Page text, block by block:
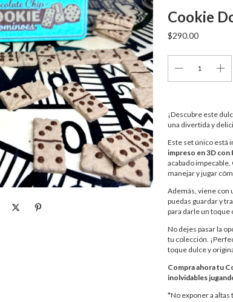
Cookie
$290.00
¡Descubre este
una divertida y
Este set único está
impreso en 3D con
acabado impecable.
manejar y jugar
Además, viene con
puedas guardar y
para darle un toque
No dejes pasar la
tu colección.
toque dulce y
Compra ahora tu
inolvidables
*No exponer a